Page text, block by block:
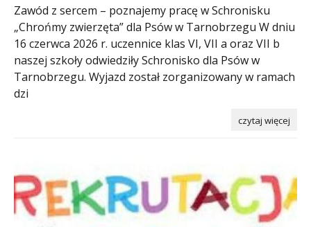
Zawód z sercem – poznajemy pracę w Schronisku
„Chrońmy zwierzęta” dla Psów w Tarnobrzegu W dniu
16 czerwca 2026 r. uczennice klas VI, VII a oraz VII b
naszej szkoły odwiedziły Schronisko dla Psów w
Tarnobrzegu. Wyjazd został zorganizowany w ramach
dzi
czytaj więcej